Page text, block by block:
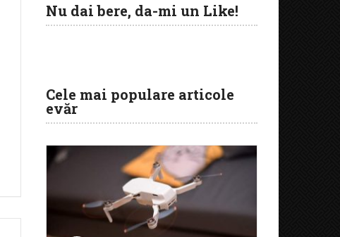
Nu dai bere, da-mi un Like!
Cele mai populare articole
evăr